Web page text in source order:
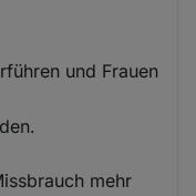
und Frauen
mehr